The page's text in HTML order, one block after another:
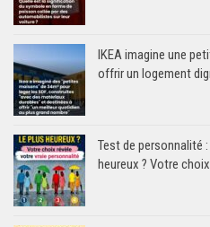
IKEA imagine une
offrir un logement
Test de personnalité
heureux ? Votre